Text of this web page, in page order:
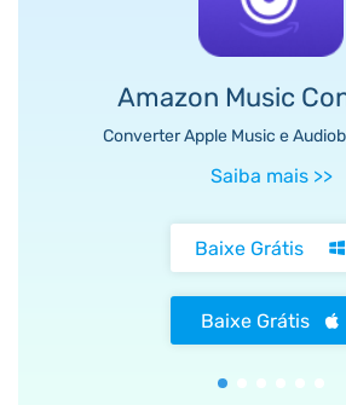
Amazon Music
Converter Apple Music e
Saiba mais >>
Baixe Grátis
Baixe Grátis